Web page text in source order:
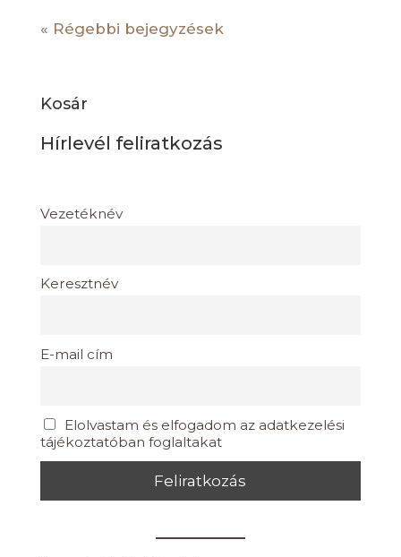
« Régebbi bejegyzések
Kosár
Hírlevél feliratkozás
Vezetéknév
Keresztnév
E-mail cím
Elolvastam és elfogadom az adatkezelési
tájékoztatóban foglaltakat